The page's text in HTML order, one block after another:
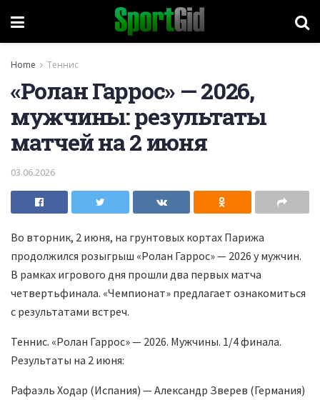
Home Теннис
«Ролан Гаррос» — 2026,
мужчины: результаты
матчей на 2 июня
03.06.2026
Во вторник, 2 июня, на грунтовых кортах Парижа
продолжился розыгрыш «Ролан Гаррос» — 2026 у мужчин.
В рамках игрового дня прошли два первых матча
четвертьфинала. «Чемпионат» предлагает ознакомиться
с результатами встреч.
Теннис. «Ролан Гаррос» — 2026. Мужчины. 1/4 финала.
Результаты на 2 июня:
Рафаэль Ходар (Испания) — Александр Зверев (Германия)